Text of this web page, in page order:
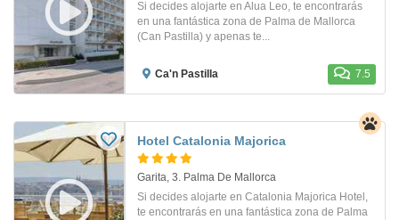
Si decides alojarte en Alua Leo, te encontrarás
en una fantástica zona de Palma de Mallorca
(Can Pastilla) y apenas te...
Ca'n Pastilla 7.5
Hotel Catalonia Majorica
Garita, 3. Palma De Mallorca
Si decides alojarte en Catalonia Majorica Hotel,
te encontrarás en una fantástica zona de Palma